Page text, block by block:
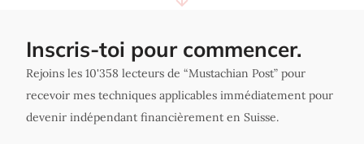
Inscris-toi pour commencer.
Rejoins les 10'358 lecteurs de “Mustachian Post” pour
recevoir mes techniques applicables immédiatement pour
devenir indépendant financièrement en Suisse.